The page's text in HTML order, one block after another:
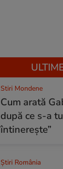
Stiri Mondene
Cum arată
după ce s-a
întinerește”
Știri România